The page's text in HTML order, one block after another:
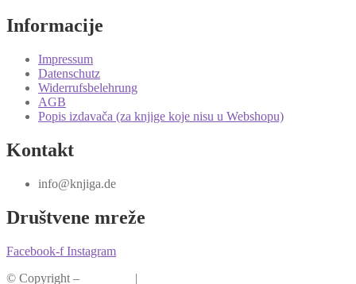
Informacije
Impressum
Datenschutz
Widerrufsbelehrung
AGB
Popis izdavača (za knjige koje nisu u Webshopu)
Kontakt
info@knjiga.de
Društvene mreže
Facebook-f Instagram
© Copyright –
|